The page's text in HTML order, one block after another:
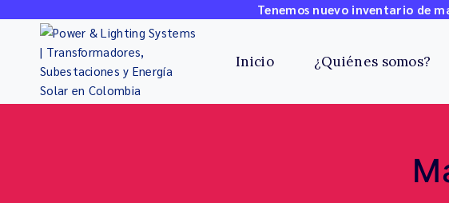
Tenemos nuevo inventario de
Inicio ¿Quiénes somos?